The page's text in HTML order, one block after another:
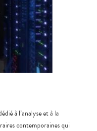
à l’analyse et à la
contemporaines qui